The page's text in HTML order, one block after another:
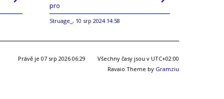
pro
Struage_ , 10 srp 2024 14:58
Všechny časy jsou v UTC+02:00
Právě je 07 srp 2026 06:29
Ravaio Theme by Gramziu